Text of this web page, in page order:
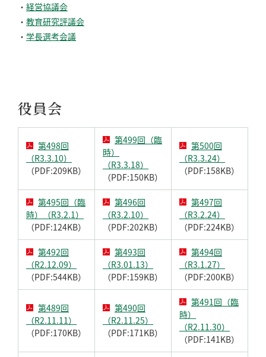
・ 経営協議会
・ 教育研究評議会
・ 学長選考会議
役員会
第498回
（R3.3.10）
（PDF:209KB）
第499回（臨
時）
（R3.3.18）
（PDF:150KB）
第500回
（R3.3.24）
（PDF:158KB）
第495回（臨
時）（R3.2.1）
（PDF:124KB）
第496回
（R3.2.10）
（PDF:202KB）
第497回
（R3.2.24）
（PDF:224KB）
第492回
（R2.12.09）
（PDF:544KB）
第493回
（R3.01.13）
（PDF:159KB）
第494回
（R3.1.27）
（PDF:200KB）
第489回
（R2.11.11）
（PDF:170KB）
第490回
（R2.11.25）
（PDF:171KB）
第491回（臨
時）
（R2.11.30）
（PDF:141KB）